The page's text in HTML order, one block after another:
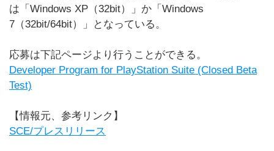
は「Windows XP（32bit）」か「Windows
7（32bit/64bit）」となっている。
応募は下記ページより行うことができる。
Developer Program for PlayStation Suite (Closed Beta
Test)
【情報元、参考リンク】
SCE/プレスリリース